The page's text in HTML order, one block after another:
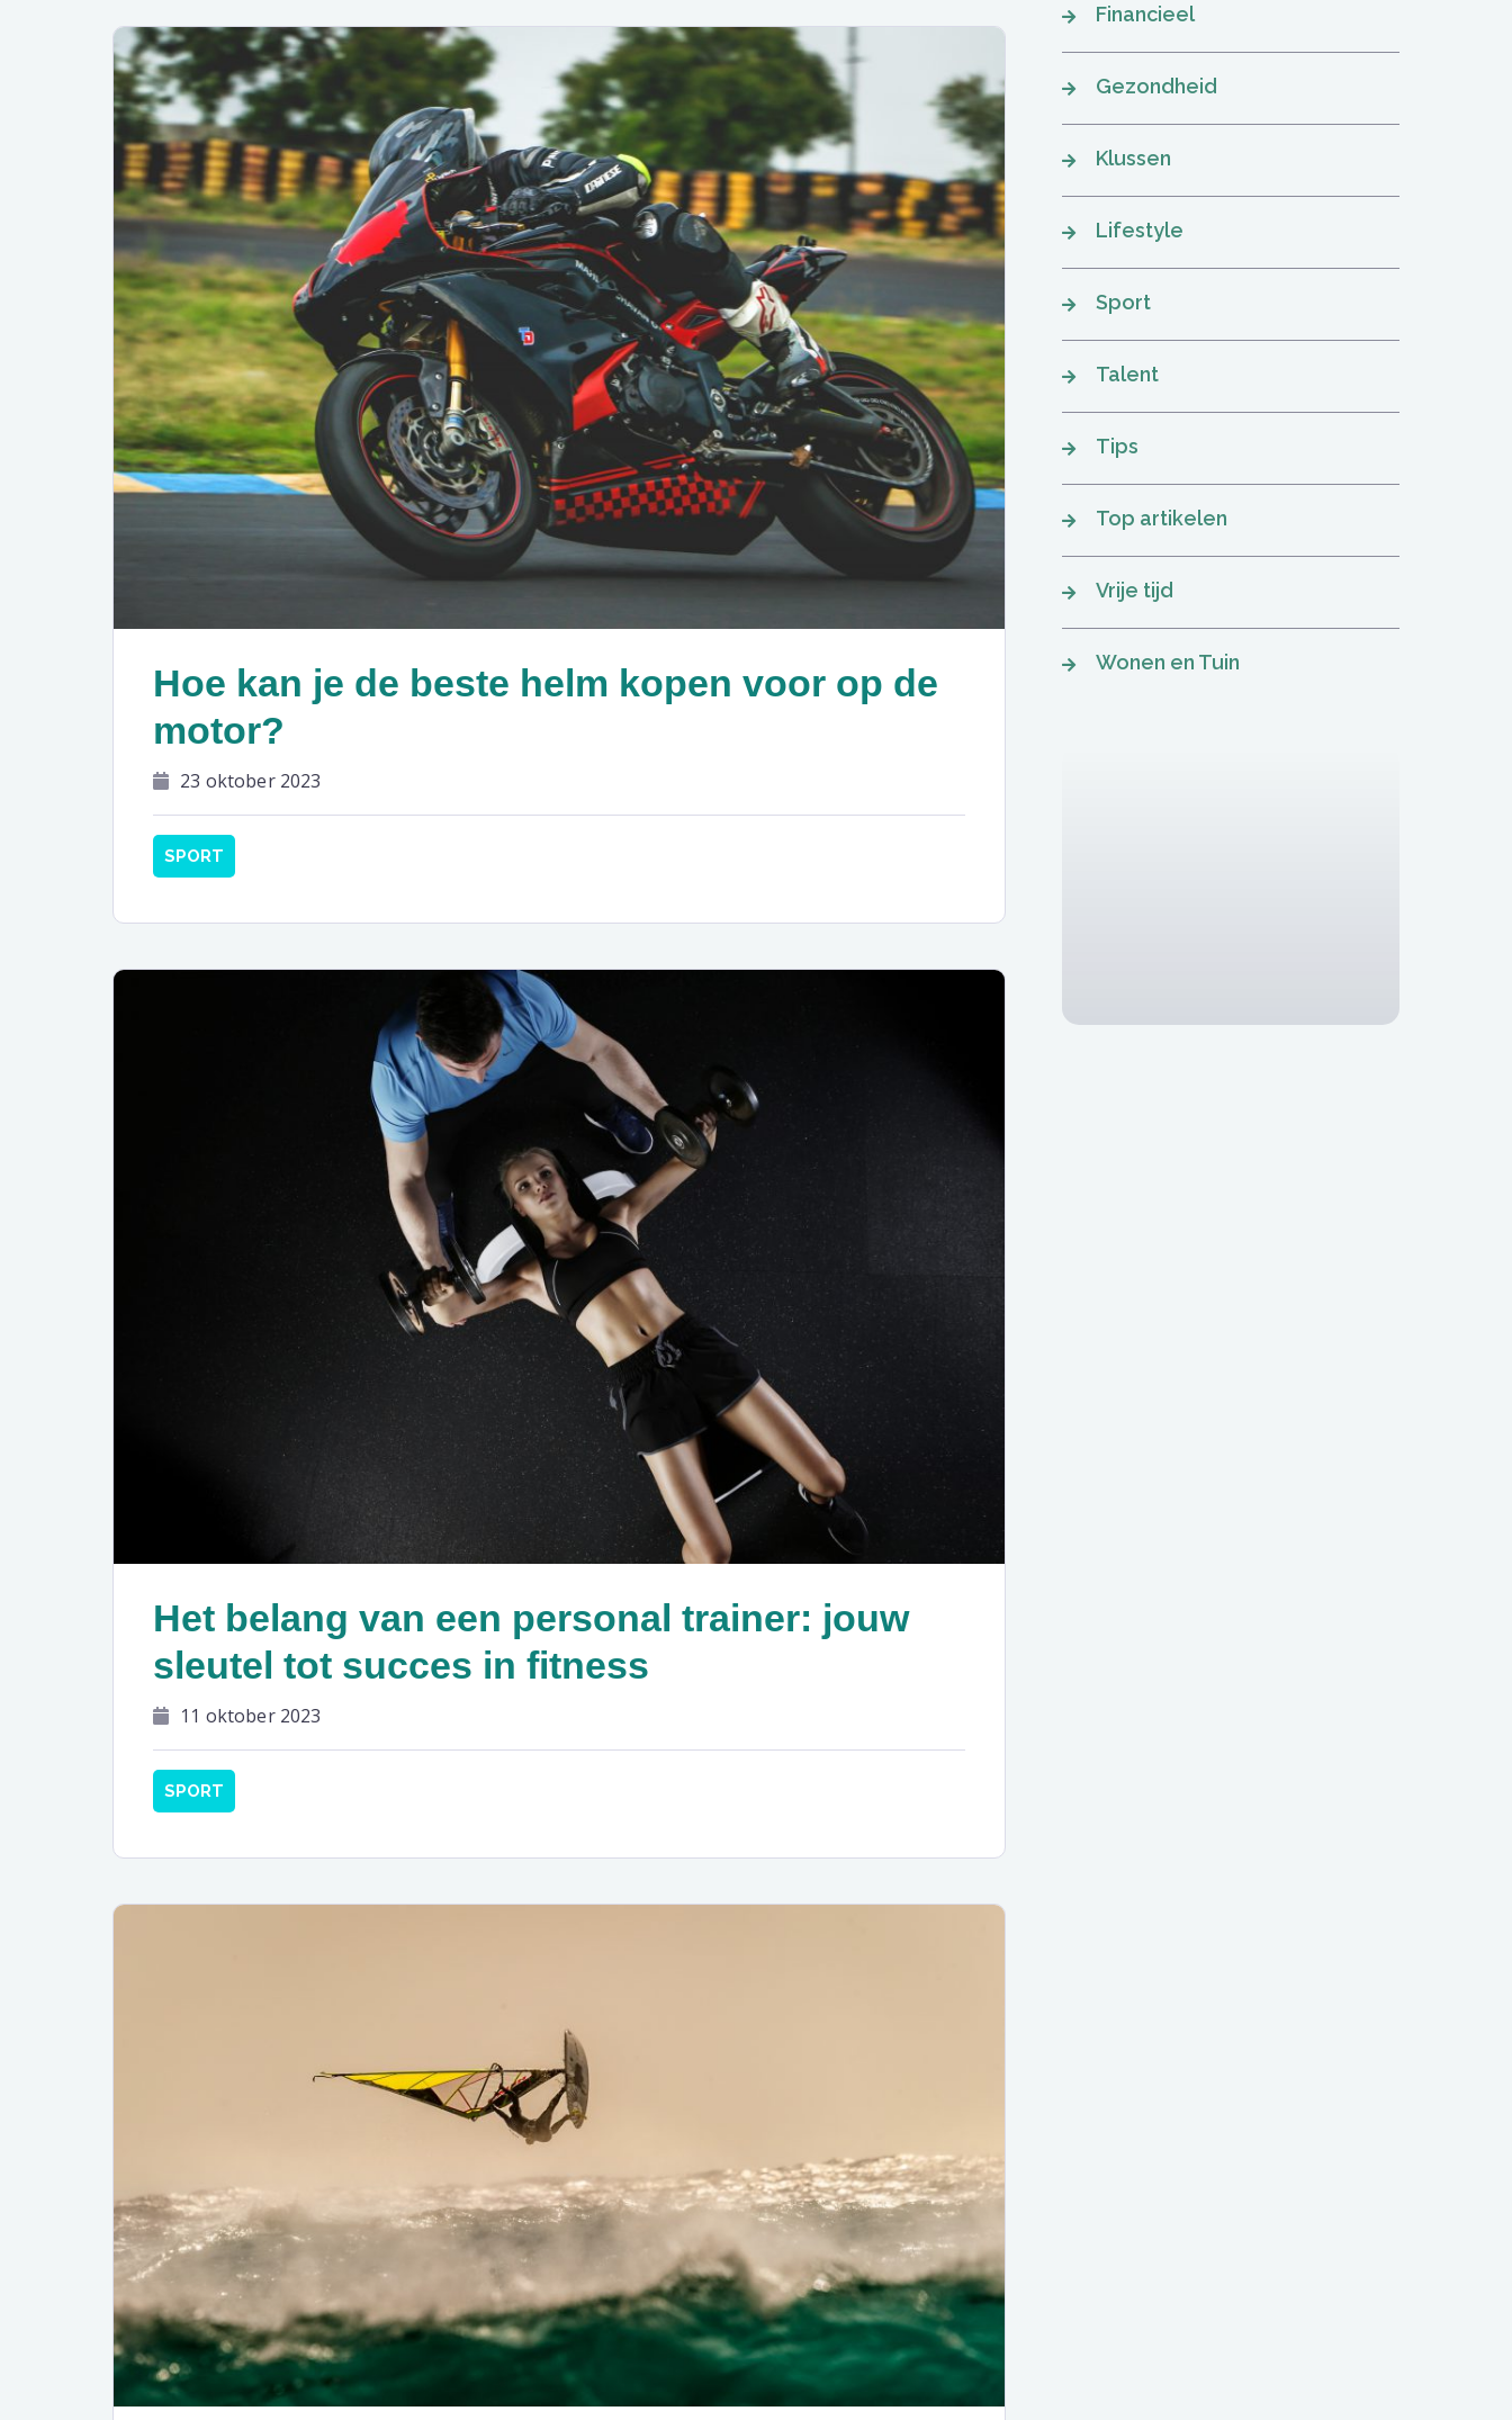
Hoe kan je de beste helm kopen voor op de
motor?
23 oktober 2023
SPORT
Het belang van een personal trainer: jouw
sleutel tot succes in fitness
11 oktober 2023
SPORT
Financieel
Gezondheid
Klussen
Lifestyle
Sport
Talent
Tips
Top artikelen
Vrije tijd
Wonen en Tuin